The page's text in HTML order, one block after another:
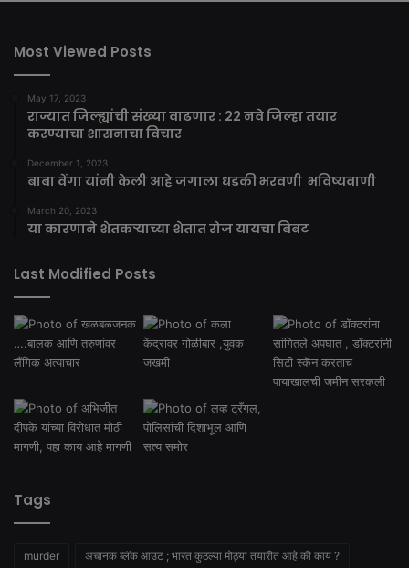
Most Viewed Posts
May 17, 2023
राज्यात जिल्ह्यांची संख्या वाढणार : 22 नवे जिल्हा तयार
करण्याचा शासनाचा विचार
December 1, 2023
बाबा वेंगा यांनी केली आहे जगाला धडकी भरवणी भविष्यवाणी
March 20, 2023
या कारणाने शेतकऱ्याच्या शेतात रोज यायचा बिबट
Last Modified Posts
Tags
murder अचानक ब्लॅक आउट ; भारत कुठल्या मोठ्या तयारीत आहे की काय ?